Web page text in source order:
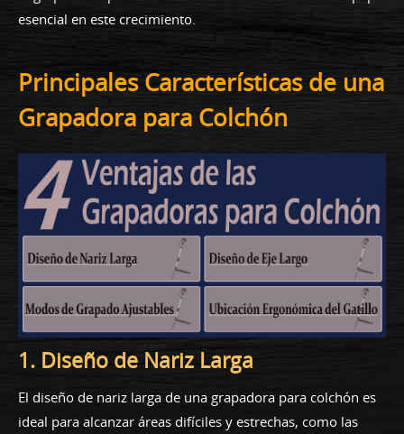
esencial en este crecimiento.
Principales Características de una
Grapadora para Colchón
1. Diseño de Nariz Larga
El diseño de nariz larga de una grapadora para colchón es
ideal para alcanzar áreas difíciles y estrechas, como las